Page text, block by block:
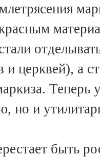
и церквей), а
Теперь
но и
быть